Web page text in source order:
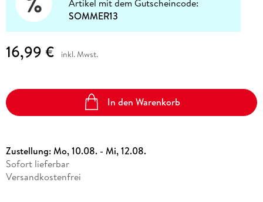
Artikel mit dem Gutscheincode:
SOMMER13
16,99 € inkl. Mwst.
In den Warenkorb
Zustellung:Mo, 10.08. - Mi, 12.08.
Sofort lieferbar
Versandkostenfrei